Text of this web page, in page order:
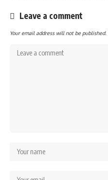
Leave a comment
Your email address will not be published.